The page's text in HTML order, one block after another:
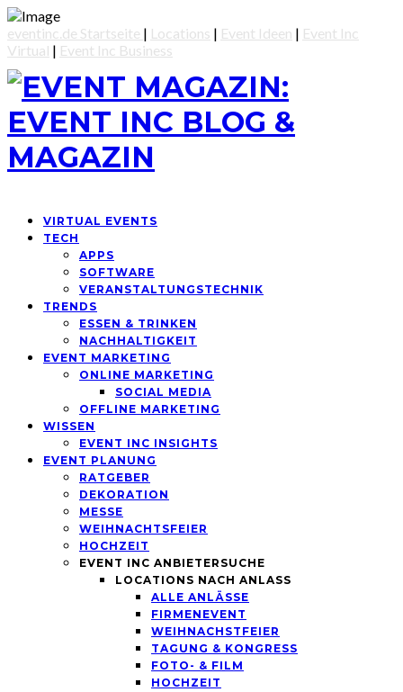
eventinc.de Startseite | Locations | Event Ideen | Event Inc
Virtual | Event Inc Business
VIRTUAL EVENTS
TECH
APPS
SOFTWARE
VERANSTALTUNGSTECHNIK
TRENDS
ESSEN & TRINKEN
NACHHALTIGKEIT
EVENT MARKETING
ONLINE MARKETING
SOCIAL MEDIA
OFFLINE MARKETING
WISSEN
EVENT INC INSIGHTS
EVENT PLANUNG
RATGEBER
DEKORATION
MESSE
WEIHNACHTSFEIER
HOCHZEIT
EVENT INC ANBIETERSUCHE
LOCATIONS NACH ANLASS
ALLE ANLÄSSE
FIRMENEVENT
WEIHNACHSTFEIER
TAGUNG & KONGRESS
FOTO- & FILM
HOCHZEIT